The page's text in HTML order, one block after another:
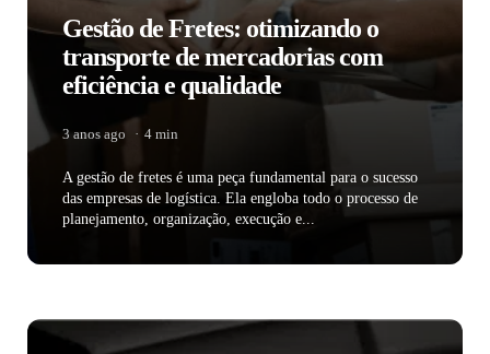
Gestão de Fretes: otimizando o
transporte de mercadorias com
eficiência e qualidade
3 anos ago 4 min
A gestão de fretes é uma peça fundamental para o sucesso
das empresas de logística. Ela engloba todo o processo de
planejamento, organização, execução e...